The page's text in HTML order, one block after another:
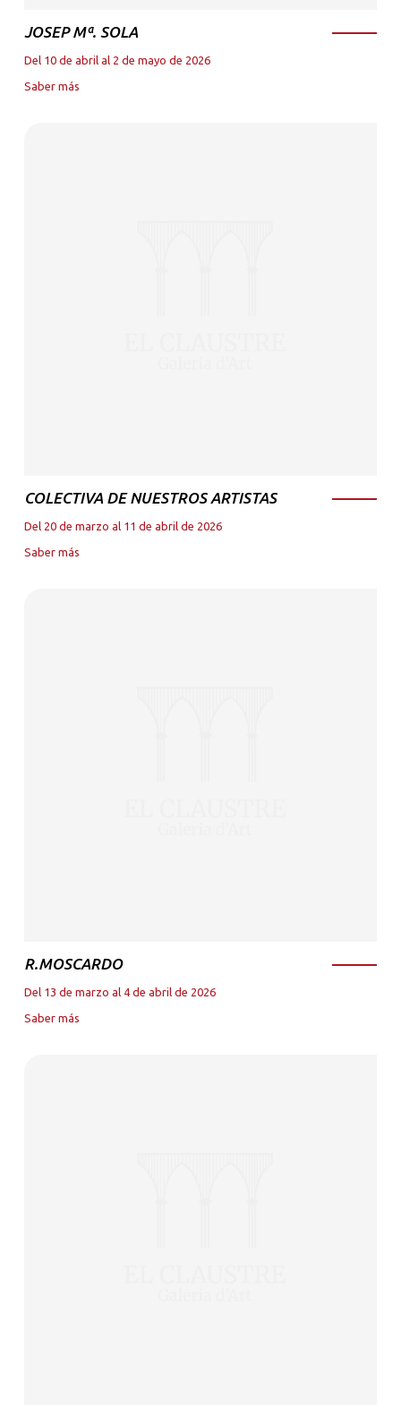
JOSEP Mª. SOLA
Del 10 de abril al 2 de mayo de 2026
Saber más
COLECTIVA DE NUESTROS ARTISTAS
Del 20 de marzo al 11 de abril de 2026
Saber más
R.MOSCARDO
Del 13 de marzo al 4 de abril de 2026
Saber más